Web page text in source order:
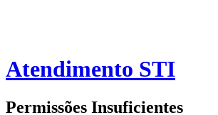
Atendimento STI
Permissões Insuficientes